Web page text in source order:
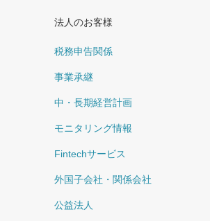
法人のお客様
税務申告関係
事業承継
中・長期経営計画
モニタリング情報
Fintechサービス
外国子会社・関係会社
公益法人